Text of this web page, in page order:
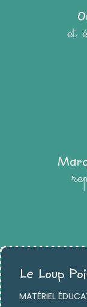
et
Le Loup
MATÉRIEL